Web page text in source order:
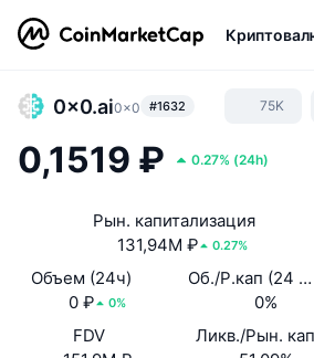
0x0.ai0x0 #1632 75K
0,1519 ₽ 0.27% (24h)
Рын. капитализация
131,94M ₽
0.27%
Объем (24ч)
0 ₽
0%
Об./Р.кап (24 ч.)
0%
FDV
Ликв./Рын.